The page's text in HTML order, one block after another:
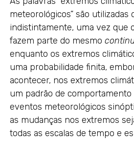
meteorológicos” são utilizadas
indistintamente, uma vez que
fazem parte do mesmo
enquanto os extremos
uma probabilidade finita,
acontecer, nos extremos
um padrão de comportamento
eventos meteorológicos
as mudanças nos extremos
todas as escalas de tempo e